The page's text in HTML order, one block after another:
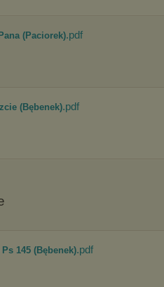
(Paciorek).pdf
(Bębenek).pdf
145 (Bębenek).pdf